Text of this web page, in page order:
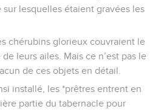
lesquelles étaient gravées les
chérubins glorieux couvraient le
leurs ailes. Mais ce n’est pas le
de ces objets en détail.
installé, les *prêtres entrent en
partie du tabernacle pour